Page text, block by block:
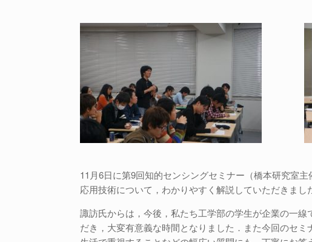
11月6日に第9回知的センシングセミナー（橋本研究室
応用技術について，わかりやすく解説していただきまし
諏訪氏からは，今後，私たち工学部の学生が企業の一
だき，大変有意義な時間となりました．また今回のセ